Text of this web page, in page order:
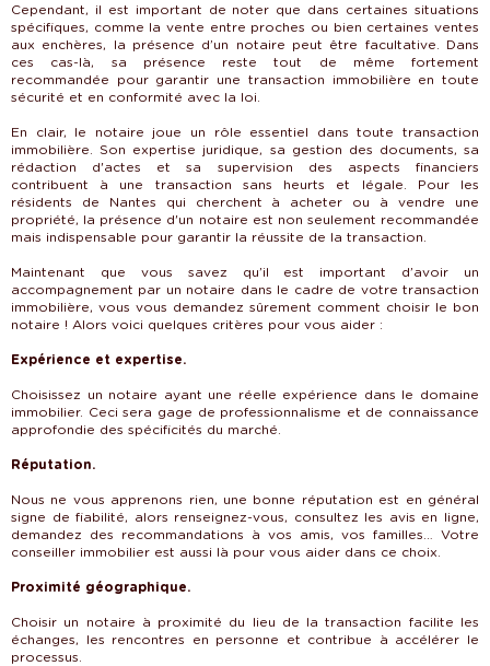
Cependant, il est important de noter que dans certaines situations
spécifiques, comme la vente entre proches ou bien certaines ventes
aux enchères, la présence d’un notaire peut être facultative. Dans
ces cas-là, sa présence reste tout de même fortement
recommandée pour garantir une transaction immobilière en toute
sécurité et en conformité avec la loi.
En clair, le notaire joue un rôle essentiel dans toute transaction
immobilière. Son expertise juridique, sa gestion des documents, sa
rédaction d'actes et sa supervision des aspects financiers
contribuent à une transaction sans heurts et légale. Pour les
résidents de Nantes qui cherchent à acheter ou à vendre une
propriété, la présence d'un notaire est non seulement recommandée
mais indispensable pour garantir la réussite de la transaction.
Maintenant que vous savez qu’il est important d’avoir un
accompagnement par un notaire dans le cadre de votre transaction
immobilière, vous vous demandez sûrement comment choisir le bon
notaire ! Alors voici quelques critères pour vous aider :
Expérience et expertise.
Choisissez un notaire ayant une réelle expérience dans le domaine
immobilier. Ceci sera gage de professionnalisme et de connaissance
approfondie des spécificités du marché.
Réputation.
Nous ne vous apprenons rien, une bonne réputation est en général
signe de fiabilité, alors renseignez-vous, consultez les avis en ligne,
demandez des recommandations à vos amis, vos familles… Votre
conseiller immobilier est aussi là pour vous aider dans ce choix.
Proximité géographique.
Choisir un notaire à proximité du lieu de la transaction facilite les
échanges, les rencontres en personne et contribue à accélérer le
processus.